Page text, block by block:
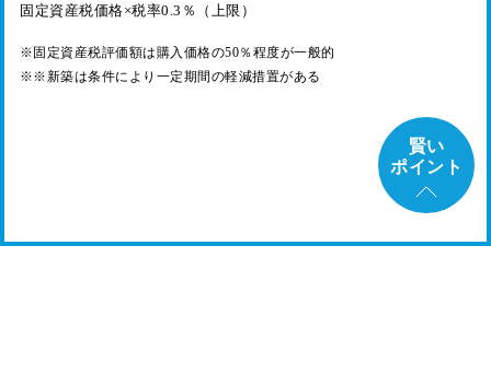
固定資産税価格×税率0.3％（上限）
※固定資産税評価額は購入価格の50％程度が一般的
※※新築は条件により一定期間の軽減措置がある
賢い
ポイント